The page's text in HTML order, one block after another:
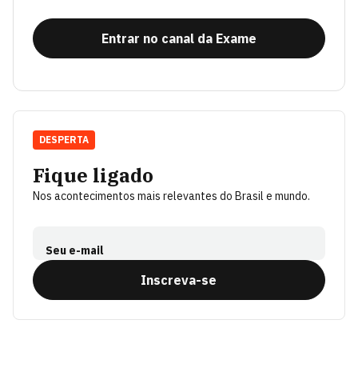
Entrar no canal da Exame
Fique ligado
Nos acontecimentos mais relevantes do Brasil e mundo.
Seu e-mail
Inscreva-se
DESPERTA